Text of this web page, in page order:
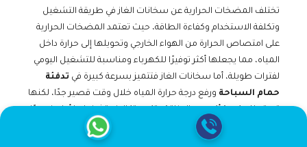
تختلف المضخات الحرارية عن سخانات الغاز في طريقة التشغيل
وتكلفة الاستخدام وكفاءة الطاقة، حيث تعتمد المضخات الحرارية
على امتصاص الحرارة من الهواء الخارجي وتحويلها إلى حرارة داخل
المياه، مما يجعلها أكثر توفيرًا للكهرباء ومناسبة للتشغيل اليومي
لفترات طويلة، أما سخانات الغاز فتتميز بسرعة كبيرة في تدفئة
حمام السباحة ورفع درجة حرارة المياه خلال وقت قصير جدًا، لكنها
لذلك تُستخدم سخانات الغاز غالبًا في الفنادق أو الاستخدام
الموسمي السريع، بينما تُعتبر المضخات الحرارية الحل الأفضل